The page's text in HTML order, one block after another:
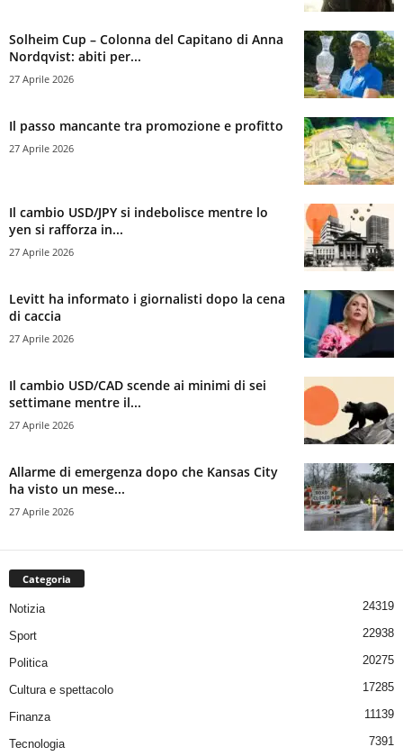
Solheim Cup – Colonna del Capitano di Anna
Nordqvist: abiti per...
27 Aprile 2026
Il passo mancante tra promozione e profitto
27 Aprile 2026
Il cambio USD/JPY si indebolisce mentre lo
yen si rafforza in...
27 Aprile 2026
Levitt ha informato i giornalisti dopo la cena
di caccia
27 Aprile 2026
Il cambio USD/CAD scende ai minimi di sei
settimane mentre il...
27 Aprile 2026
Allarme di emergenza dopo che Kansas City
ha visto un mese...
27 Aprile 2026
Categoria
Notizia 24319
Sport 22938
Politica 20275
Cultura e spettacolo 17285
Finanza 11139
Tecnologia 7391